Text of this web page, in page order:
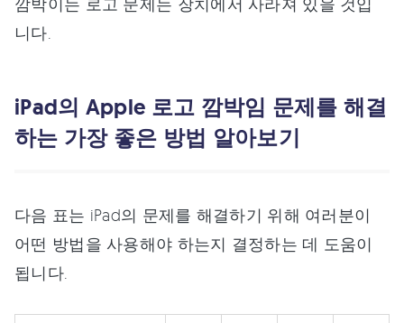
니다.
iPad의 Apple 로고 깜박임 문제를 해결
하는 가장 좋은 방법 알아보기
다음 표는 iPad의 문제를 해결하기 위해 여러분이
어떤 방법을 사용해야 하는지 결정하는 데 도움이
됩니다.